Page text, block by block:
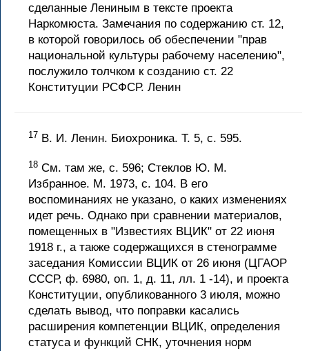
сделанные Лениным в тексте проекта
Наркомюста. Замечания по содержанию ст. 12,
в которой говорилось об обеспечении "прав
национальной культуры рабочему населению",
послужило толчком к созданию ст. 22
Конституции РСФСР. Ленин
17 В. И. Ленин. Биохроника. Т. 5, с. 595.
18 См. там же, с. 596; Стеклов Ю. М.
Избранное. М. 1973, с. 104. В его
воспоминаниях не указано, о каких изменениях
идет речь. Однако при сравнении материалов,
помещенных в "Известиях ВЦИК" от 22 июня
1918 г., а также содержащихся в стенограмме
заседания Комиссии ВЦИК от 26 июня (ЦГАОР
СССР, ф. 6980, оп. 1, д. 11, лл. 1 -14), и проекта
Конституции, опубликованного 3 июля, можно
сделать вывод, что поправки касались
расширения компетенции ВЦИК, определения
статуса и функций СНК, уточнения норм